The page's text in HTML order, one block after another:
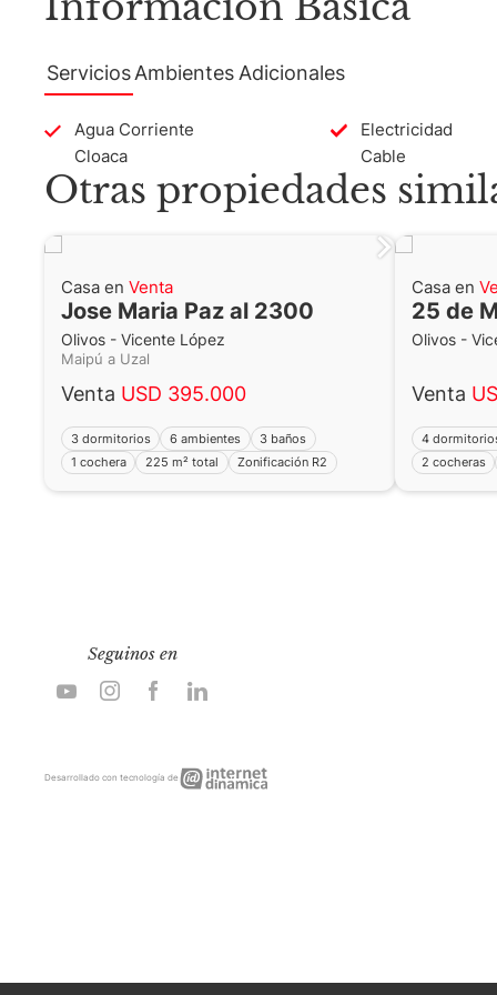
Av. Libertador 4189 - La Lucila -
Matrícula CUCICBA N° 8264
Servicios Ambientes Adicionales
Agua Corriente
Cloaca
Electricidad
Cable
Otras propiedades
Casa en Venta
Jose Maria Paz al 2300
Olivos - Vicente López
Maipú a Uzal
Venta USD 395.000
3 dormitorios 6 ambientes
3 baños
1 cochera
225 m² total Zonificación R2
Casa en
25 de
Olivos -
Venta
4
2 cocheras
Seguinos en
Desarrollado con tecnología deInternet
Dinámica